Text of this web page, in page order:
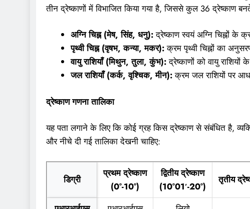
तीन द्रेष्काणों में विभाजित किया गया है, जिससे कुल 36 द्रेष्काण
अग्नि चिह्न (मेष, सिंह, धनु):द्रेष्काण स्वयं अग्नि चिह्नों के
पृथ्वी चिह्न (वृषभ, कन्या, मकर):क्रम पृथ्वी चिह्नों का
वायु राशियाँ (मिथुन, तुला, कुंभ):द्रेष्काणों को वायु
जल राशियाँ (कर्क, वृश्चिक, मीन):क्रम जल राशियों पर
द्रेष्काण गणना तालिका
यह पता लगाने के लिए कि कोई ग्रह किस द्रेष्काण से संबंधित है,
और नीचे दी गई तालिका देखनी चाहिए:
डिग्री
प्रथम द्रेष्काण
(0°-10°)
द्वितीय द्रेष्काण
(10°01′-20°)
तृतीय